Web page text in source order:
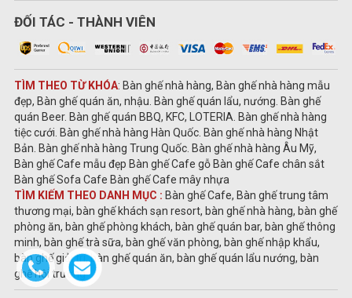
ĐỐI TÁC - THÀNH VIÊN
TÌM THEO TỪ KHÓA: Bàn ghế nhà hàng, Bàn ghế nhà hàng mẫu
đẹp, Bàn ghế quán ăn, nhậu. Bàn ghế quán lẩu, nướng. Bàn ghế
quán Beer. Bàn ghế quán BBQ, KFC, LOTERIA. Bàn ghế nhà hàng
tiệc cưới. Bàn ghế nhà hàng Hàn Quốc. Bàn ghế nhà hàng Nhật
Bản. Bàn ghế nhà hàng Trung Quốc. Bàn ghế nhà hàng Âu Mỹ,
Bàn ghế Cafe mẫu đẹp Bàn ghế Cafe gỗ Bàn ghế Cafe chân sắt
Bàn ghế Sofa Cafe Bàn ghế Cafe mây nhựa
TÌM KIẾM THEO DANH MỤC : Bàn ghế Cafe, Bàn ghế trung tâm
thương mại, bàn ghế khách sạn resort, bàn ghế nhà hàng, bàn ghế
phòng ăn, bàn ghế phòng khách, bàn ghế quán bar, bàn ghế thông
minh, bàn ghế trà sữa, bàn ghế văn phòng, bàn ghế nhập khẩu,
bàn ghế giải trí, bàn ghế quán ăn, bàn ghế quán lẩu nướng, bàn
ghế hội trường